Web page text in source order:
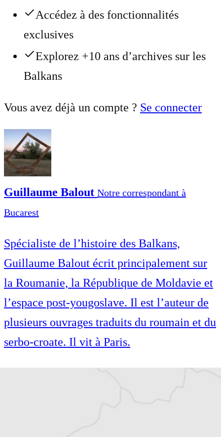
Accédez à des fonctionnalités
exclusives
Explorez +10 ans d’archives sur les
Balkans
Vous avez déjà un compte ? Se connecter
Guillaume Balout Notre correspondant à
Bucarest
Spécialiste de l’histoire des Balkans,
Guillaume Balout écrit principalement sur
la Roumanie, la République de Moldavie et
l’espace post-yougoslave. Il est l’auteur de
plusieurs ouvrages traduits du roumain et du
serbo-croate. Il vit à Paris.